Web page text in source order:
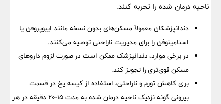
ناحیه درمان شده را تجربه کنند.
دندانپزشکان معمولاً مسکن‌های بدون نسخه مانند ایبوپروفن یا
استامینوفن را برای مدیریت ناراحتی توصیه می‌کنند.
در برخی موارد، دندانپزشک ممکن است در صورت لزوم داروهای
مسکن قوی‌تری را تجویز کند.
برای کاهش تورم و ناراحتی، استفاده از کیسه یخ در قسمت
بیرونی گونه نزدیک ناحیه درمان شده به مدت 15-20 دقیقه در هر